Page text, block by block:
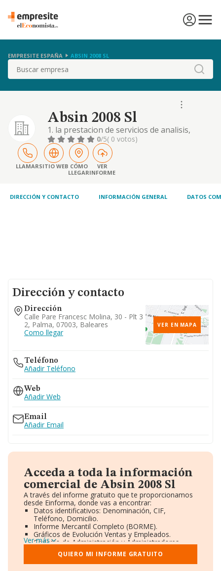
EMPRESITE ESPAÑA ABSIN 2008 SL
Buscar
Absin 2008 Sl
1. la prestacion de servicios de analisis,
planificacion, desarrollo, coordinacion,
direccion y gestion integral de proyectos
formativos, sociales, laborales, tecnologicos
y economicos tanto para las diferentes
administr
0/5( 0 votos)
LLAMARSITIO WEB CÓMO
LLEGAR
VER
INFORME
DIRECCIÓN Y CONTACTO INFORMACIÓN GENERAL DATOS
Dirección y contacto
Dirección
Calle Pare Francesc Molina, 30 - Plt 3
2, Palma, 07003, Baleares
Como llegar
VER EN MAPA
Teléfono
Añadir Teléfono
Web
Añadir Web
Email
Añadir Email
Acceda a toda la información
comercial de Absin 2008 Sl
A través del informe gratuito que te proporcionamos
desde Einforma, donde vas a encontrar:
Datos identificativos: Denominación, CIF,
Teléfono, Domicilio.
Informe Mercantil Completo (BORME).
Gráficos de Evolución Ventas y Empleados.
Consejo de Administración y Administradores.
Directivos y Ejecutivos.
Accionistas.
Participaciones y Vinculaciones en otras empresas.
Ver más
QUIERO MI INFORME GRATUITO